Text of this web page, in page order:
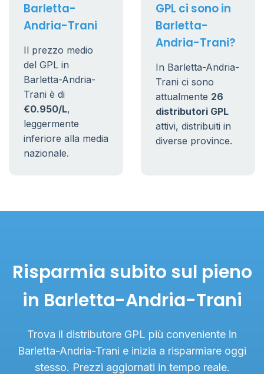
Barletta-
Andria-Trani
Il prezzo medio
del GPL in
Barletta-Andria-
Trani è di
€0.950/L,
leggermente
inferiore alla media
nazionale.
GPL ci sono in
Barletta-
Andria-Trani?
In Barletta-Andria-
Trani ci sono
attualmente 26
distributori GPL
attivi, distribuiti in
diverse province.
Risparmia subito sul pieno
in Barletta-Andria-Trani
Trova il distributore GPL più conveniente in
Barletta-Andria-Trani e inizia a risparmiare oggi
stesso. Prezzi aggiornati in tempo reale.